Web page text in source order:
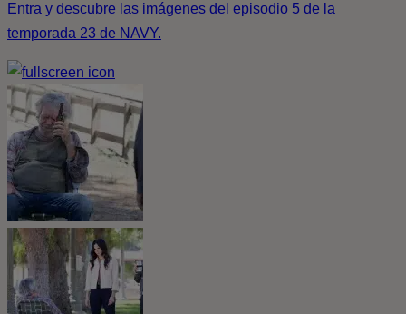
Entra y descubre las imágenes del episodio 5 de la
temporada 23 de NAVY.